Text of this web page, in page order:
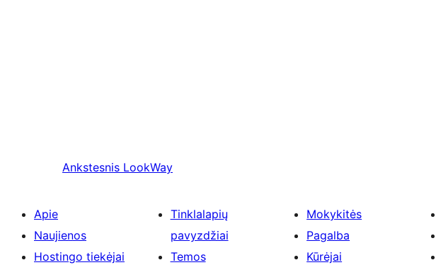
Ankstesnis LookWay
Apie
Naujienos
Hostingo tiekėjai
Tinklalapių
pavyzdžiai
Temos
Mokykitės
Pagalba
Kūrėjai